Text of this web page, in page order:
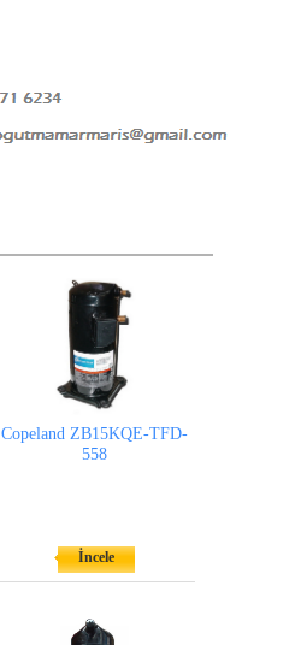
Copeland ZB15KQE-TFD-
558
İncele